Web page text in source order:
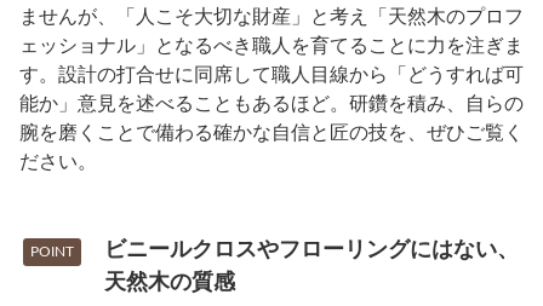
ませんが、「人こそ大切な財産」と考え「天然木のプロフ
ェッショナル」となるべき職人を育てることに力を注ぎま
す。設計の打合せに同席して職人目線から「どうすれば可
能か」意見を述べることもあるほど。研鑽を積み、自らの
腕を磨くことで備わる確かな自信と匠の技を、ぜひご覧く
ださい。
POINT
ビニールクロスやフローリングにはない、
天然木の質感